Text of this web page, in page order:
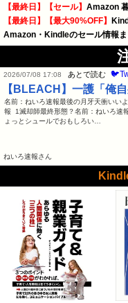
【最終日】【セール】 Amazon
【最終日】【最大90%OFF】
Amazon・Kindleのセール情報
2026/07/08 17:08 あとで読む
【BLEACH】一護「俺
名前：ねいろ速報最後の月牙天衝いい
報 1滅却師最終形態？名前：ねいろ速
ょっとシュールでおもしろい…
ねいろ速報さん